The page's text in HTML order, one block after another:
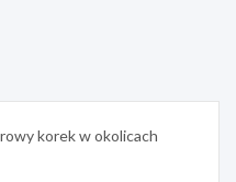
korek w okolicach